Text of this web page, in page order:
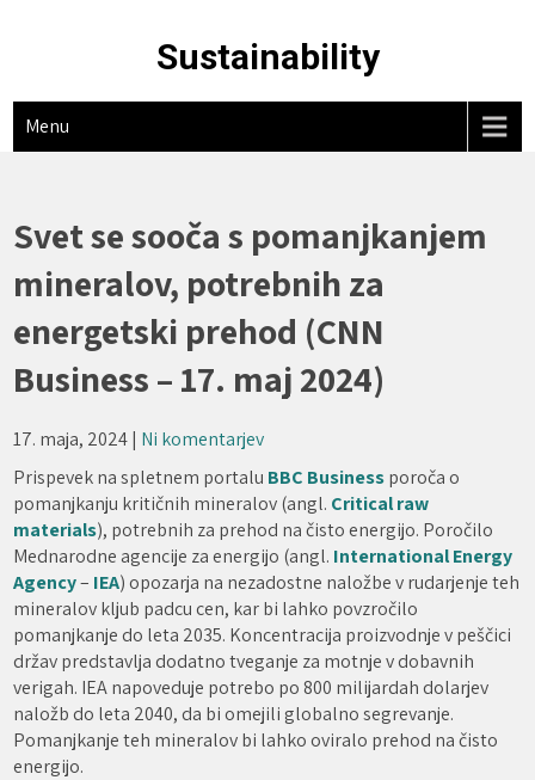
Sustainability
Menu
Svet se sooča s pomanjkanjem
mineralov, potrebnih za
energetski prehod (CNN
Business – 17. maj 2024)
17. maja, 2024| Ni komentarjev
Prispevek na spletnem portalu BBC Businessporoča o
pomanjkanju kritičnih mineralov (angl. Critical raw
materials), potrebnih za prehod na čisto energijo. Poročilo
Mednarodne agencije za energijo (angl. International Energy
Agency– IEA) opozarja na nezadostne naložbe v rudarjenje teh
mineralov kljub padcu cen, kar bi lahko povzročilo
pomanjkanje do leta 2035. Koncentracija proizvodnje v peščici
držav predstavlja dodatno tveganje za motnje v dobavnih
verigah. IEA napoveduje potrebo po 800 milijardah dolarjev
naložb do leta 2040, da bi omejili globalno segrevanje.
Pomanjkanje teh mineralov bi lahko oviralo prehod na čisto
energijo.